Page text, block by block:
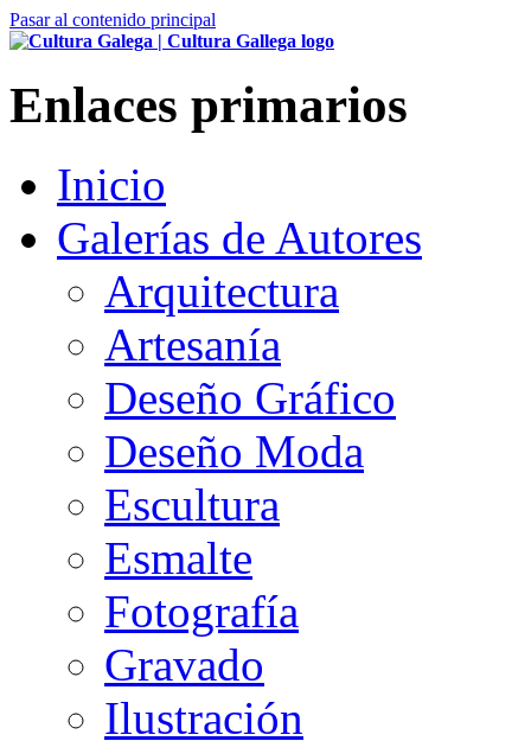
Pasar al contenido principal
Enlaces primarios
Inicio
Galerías de Autores
Arquitectura
Artesanía
Deseño Gráfico
Deseño Moda
Escultura
Esmalte
Fotografía
Gravado
Ilustración